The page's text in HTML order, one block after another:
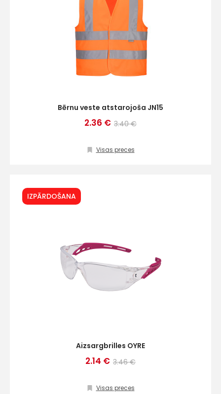
Bērnu veste atstarojoša JN15
2.36 € 3.40 €
Visas preces
IZPĀRDOŠANA
Aizsargbrilles OYRE
2.14 € 3.46 €
Visas preces